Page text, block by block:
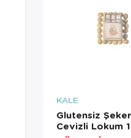
KALE
Glutensiz
Cevizli Lokum